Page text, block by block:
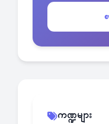
ကဏ္ဍများ